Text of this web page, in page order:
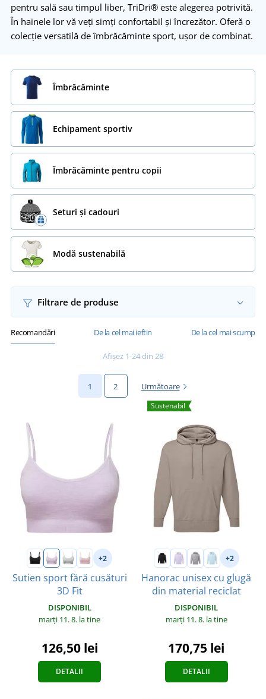
pentru sală sau timpul liber, TriDri® este alegerea potrivită.
În hainele lor vă veți simți confortabil și încrezător. Oferă o
colecție versatilă de îmbrăcăminte sport, ușor de combinat.
Îmbrăcăminte
Echipament sportiv
Îmbrăcăminte pentru copii
Seturi și cadouri
Modă sustenabilă
Filtrare de produse
Recomandări De la cel mai ieftin De la cel mai scump
Afișez 1-24 din 28
1 2 Următoare
+2
Sutien sport fără cusături
3D Fit
DISPONIBIL
marți 11. 8. la tine
126,50 lei
DETALII
Sustenabil
+2
Hanorac unisex cu glugă
din material reciclat
DISPONIBIL
marți 11. 8. la tine
170,75 lei
DETALII